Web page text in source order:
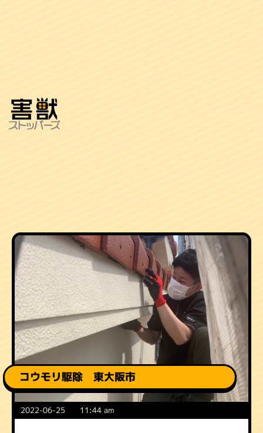
コウモリ駆除 東大阪市
2022-06-25 11:44 am